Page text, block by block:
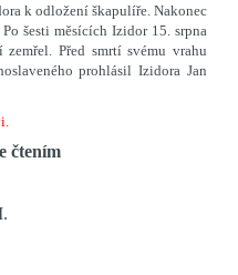
k odložení škapulíře. Nakonec
šesti měsících Izidor 15. srpna
Před smrtí svému vrahu
prohlásil Izidora Jan
čtením